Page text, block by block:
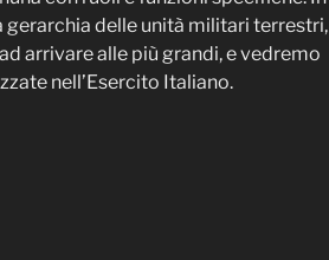
delle unità militari terrestri,
arrivare alle più grandi, e vedremo
nell’Esercito Italiano.